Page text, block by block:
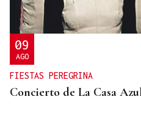
09
AGO
FIESTAS PEREGRINA
Concierto de La Casa